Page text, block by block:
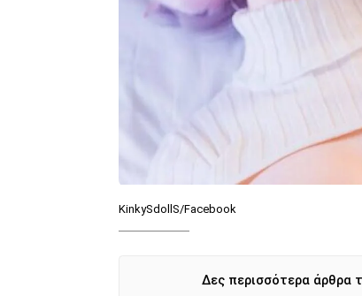
KinkySdollS/Facebook
Δες περισσότερα άρθρα